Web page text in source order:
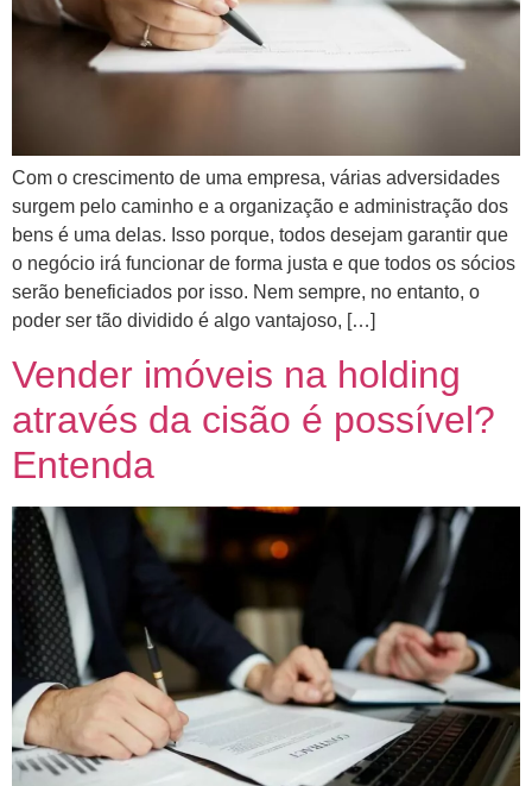
Com o crescimento de uma empresa, várias adversidades
surgem pelo caminho e a organização e administração dos
bens é uma delas. Isso porque, todos desejam garantir que
o negócio irá funcionar de forma justa e que todos os sócios
serão beneficiados por isso. Nem sempre, no entanto, o
poder ser tão dividido é algo vantajoso, […]
Vender imóveis na holding
através da cisão é possível?
Entenda